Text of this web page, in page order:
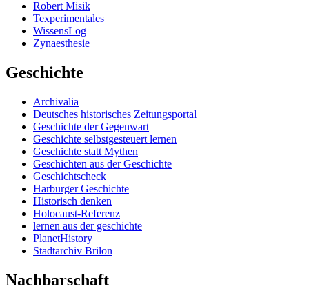
Robert Misik
Texperimentales
WissensLog
Zynaesthesie
Geschichte
Archivalia
Deutsches historisches Zeitungsportal
Geschichte der Gegenwart
Geschichte selbstgesteuert lernen
Geschichte statt Mythen
Geschichten aus der Geschichte
Geschichtscheck
Harburger Geschichte
Historisch denken
Holocaust-Referenz
lernen aus der geschichte
PlanetHistory
Stadtarchiv Brilon
Nachbarschaft